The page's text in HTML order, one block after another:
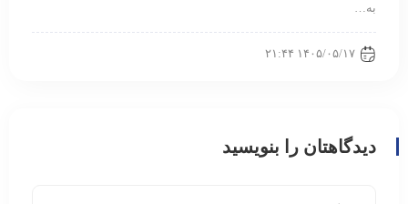
به…
۱۴۰۵/۰۵/۱۷ ۲۱:۴۴
دیدگاهتان را بنویسید